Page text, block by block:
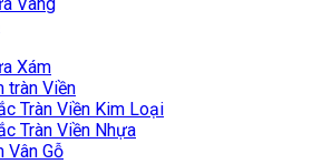
Vàng
Xám
tràn Viền
Tràn Viền Kim Loại
Tràn Viền Nhựa
Vân Gỗ